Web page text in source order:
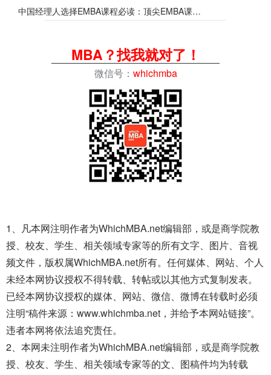
中国经理人选择EMBA课程必读：顶尖EMBA课程指南2014-2015
MBA？找我就对了！
微信号： whichmba
1、凡本网注明作者为WhichMBA.net编辑部，或是商学院教
授、校友、学生、相关领域专家等的所有文字、图片、音视
频文件，版权属WhichMBA.net所有。任何媒体、网站、个人
未经本网协议授权不得转载、转帖或以其他方式复制发表。
已经本网协议授权的媒体、网站、微信、微博在转载时必须
注明“稿件来源：www.whichmba.net，并给予本网站链接”。
违者本网将依法追究责任。
2、本网未注明作者为WhichMBA.net编辑部，或是商学院教
授、校友、学生、相关领域专家等的文、图稿件均为转载